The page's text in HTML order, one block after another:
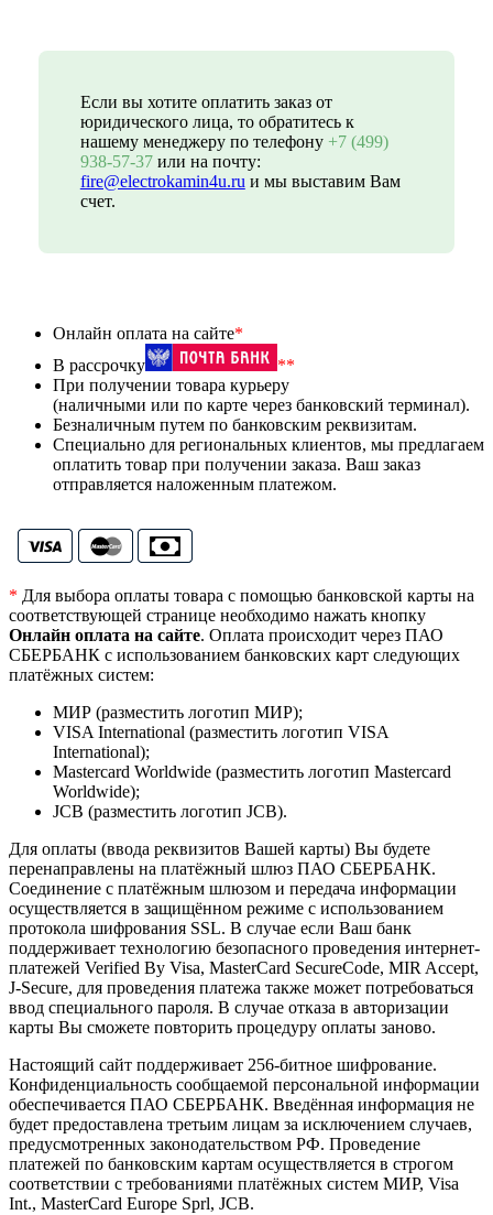
Если вы хотите оплатить заказ от
юридического лица, то обратитесь к
нашему менеджеру по телефону +7 (499)
938-57-37или на почту:
fire@electrokamin4u.ru и мы выставим Вам
счет.
Онлайн оплата на сайте*
В рассрочку
**
При получении товара курьеру
(наличными или по карте через банковский терминал).
Безналичным путем по банковским реквизитам.
Специально для региональных клиентов, мы предлагаем
оплатить товар при получении заказа. Ваш заказ
отправляется наложенным платежом.
* Для выбора оплаты товара с помощью банковской карты на
соответствующей странице необходимо нажать кнопку
Онлайн оплата на сайте. Оплата происходит через ПАО
СБЕРБАНК с использованием банковских карт следующих
платёжных систем:
МИР (разместить логотип МИР);
VISA International (разместить логотип VISA
International);
Mastercard Worldwide (разместить логотип Mastercard
Worldwide);
JCB (разместить логотип JCB).
Для оплаты (ввода реквизитов Вашей карты) Вы будете
перенаправлены на платёжный шлюз ПАО СБЕРБАНК.
Соединение с платёжным шлюзом и передача информации
осуществляется в защищённом режиме с использованием
протокола шифрования SSL. В случае если Ваш банк
поддерживает технологию безопасного проведения интернет-
платежей Verified By Visa, MasterCard SecureCode, MIR Accept,
J-Secure, для проведения платежа также может потребоваться
ввод специального пароля. В случае отказа в авторизации
карты Вы сможете повторить процедуру оплаты заново.
Настоящий сайт поддерживает 256-битное шифрование.
Конфиденциальность сообщаемой персональной информации
обеспечивается ПАО СБЕРБАНК. Введённая информация не
будет предоставлена третьим лицам за исключением случаев,
предусмотренных законодательством РФ. Проведение
платежей по банковским картам осуществляется в строгом
соответствии с требованиями платёжных систем МИР, Visa
Int., MasterCard Europe Sprl, JCB.